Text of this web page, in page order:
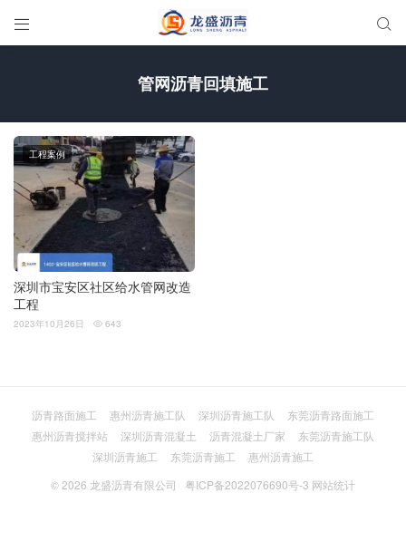
 
管网沥青回填施工
深圳市宝安区社区给水管网改造
工程
工程案例
2023年10月26日  643
沥青路面施工 惠州沥青施工队 深圳沥青施工队
东莞沥青路面施工
惠州沥青搅拌站
深圳沥青混凝土 沥青混凝土厂家
东莞沥青施工队
深圳沥青施工
东莞沥青施工
惠州沥青施工
© 2026 龙盛沥青有限公司 粤ICP备2022076690号-3 网站统计